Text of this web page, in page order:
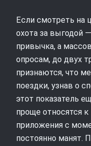
Если смотреть на
охота за выгодой
привычка, а
опросам, до двух
признаются, что
поездки, узнав о
этот показатель
проще относятся к
приложения с
постоянно манят.